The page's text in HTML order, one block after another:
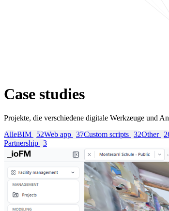
Case studies
Projekte, die verschiedene digitale Werkzeuge und
AlleBIM 52Web app 37Custom scripts 32Other
Partnership 3